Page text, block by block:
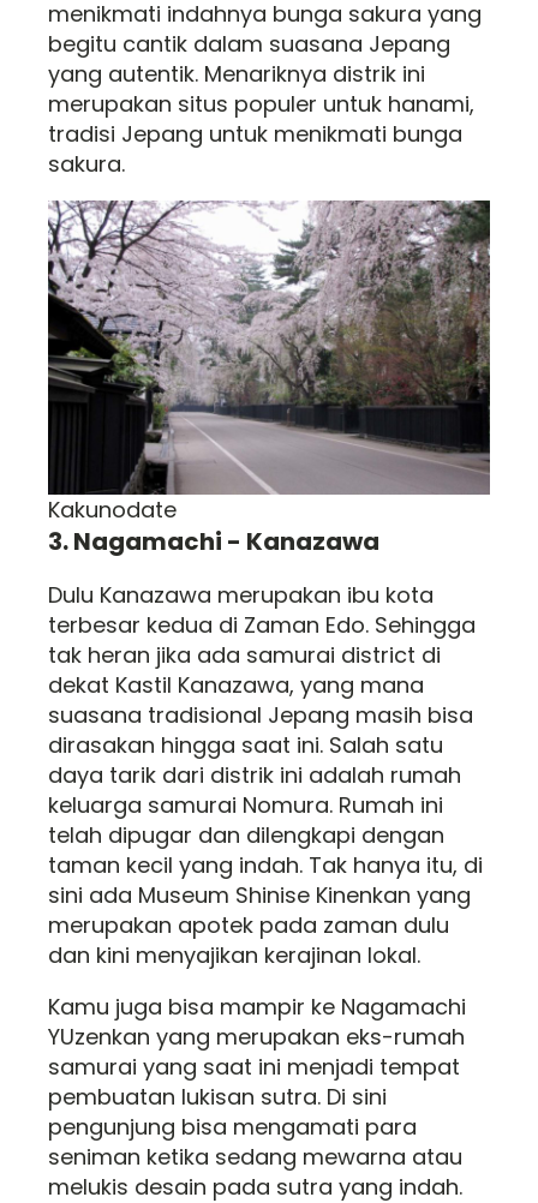
menikmati indahnya bunga sakura yang
begitu cantik dalam suasana Jepang
yang autentik. Menariknya distrik ini
merupakan situs populer untuk hanami,
tradisi Jepang untuk menikmati bunga
sakura.
Kakunodate
3. Nagamachi - Kanazawa
Dulu Kanazawa merupakan ibu kota
terbesar kedua di Zaman Edo. Sehingga
tak heran jika ada samurai district di
dekat Kastil Kanazawa, yang mana
suasana tradisional Jepang masih bisa
dirasakan hingga saat ini. Salah satu
daya tarik dari distrik ini adalah rumah
keluarga samurai Nomura. Rumah ini
telah dipugar dan dilengkapi dengan
taman kecil yang indah. Tak hanya itu, di
sini ada Museum Shinise Kinenkan yang
merupakan apotek pada zaman dulu
dan kini menyajikan kerajinan lokal.
Kamu juga bisa mampir ke Nagamachi
YUzenkan yang merupakan eks-rumah
samurai yang saat ini menjadi tempat
pembuatan lukisan sutra. Di sini
pengunjung bisa mengamati para
seniman ketika sedang mewarna atau
melukis desain pada sutra yang indah.